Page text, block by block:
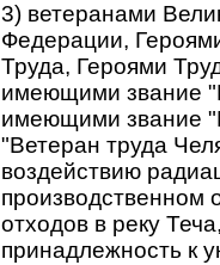
3) ветеранами
Федерации,
Труда, Героями
имеющими звание
имеющими звание
"Ветеран труда
воздействию
производственном
отходов в реку
принадлежность к